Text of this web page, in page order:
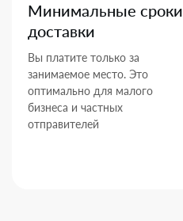
Минимальные сроки
доставки
Вы платите только за
занимаемое место. Это
оптимально для малого
бизнеса и частных
отправителей